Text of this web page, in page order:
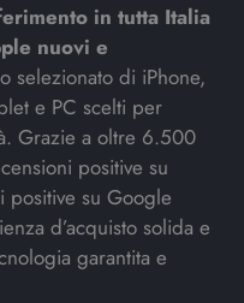
in tutta Italia
nuovi e
selezionato di iPhone,
e PC scelti per
Grazie a oltre 6.500
positive su
positive su Google
d’acquisto solida e
garantita e